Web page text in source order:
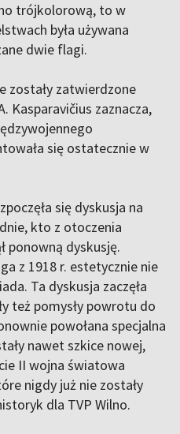
trójkolorową, to w
była używana
dwie flagi.
zostały zatwierdzone
Kasparavičius zaznacza,
się ostatecznie w
się dyskusja na
kto z otoczenia
ponowną dyskusję.
z 1918 r. estetycznie nie
Ta dyskusja zaczęła
też pomysły powrotu do
powołana specjalna
nawet szkice nowej,
II wojna światowa
nigdy już nie zostały
dla TVP Wilno.